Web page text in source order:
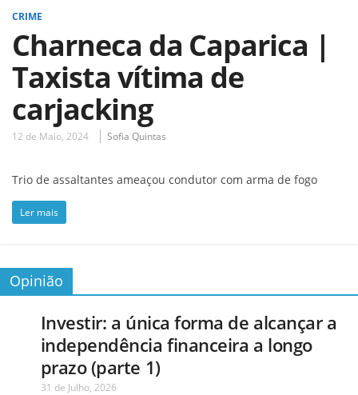
CRIME
Charneca da Caparica |
Taxista vítima de
carjacking
12 de Maio, 2024 Sofia Quintas
Trio de assaltantes ameaçou condutor com arma de fogo
Ler mais
Opinião
Investir: a única forma de alcançar a
independência financeira a longo
prazo (parte 1)
31 de Julho, 2026